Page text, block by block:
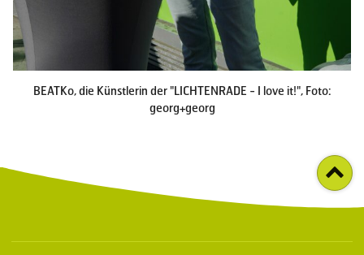
BEATKo, die Künstlerin der "LICHTENRADE - I love it!", Foto:
georg+georg